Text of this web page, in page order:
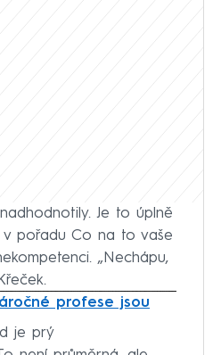
Je to úplně
v pořadu Co na to vaše
„Nechápu,
profese jsou
je prý